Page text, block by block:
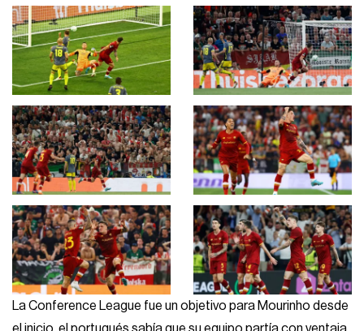
La Conference League fue un objetivo para Mourinho desde
el inicio, el portugués sabía que su equipo partía con ventaja